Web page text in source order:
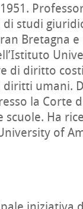
studi
Bretagna
di diritto
umani.
la Corte
scuole. Ha
of